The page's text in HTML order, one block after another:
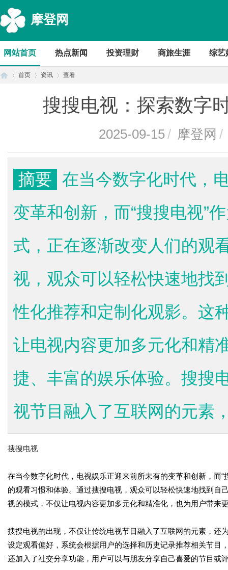
摩登网
网站首页 热点新闻 投资理财 商旅生涯 综艺
首页 资讯 查看
搜搜电视：探索数字
2025-09-15/ 摩登网 /
摘要 在当今数字化时代，
变革和创新，而“搜搜电视”
式，正在逐渐改变人们的观
视，观众可以轻松快速地找
性化推荐和定制化观影。这
让电视内容更加多元化和精
捷、丰富的娱乐体验。搜搜
视节目融入了互联网的元素
搜搜电视
在当今数字化时代，电视娱乐正迎来前所未有的变革和创新，而
的观看习惯和体验。通过搜搜电视，观众可以轻松快速地找到
视的模式，不仅让电视内容更加多元化和精准化，也为用户带来
搜搜电视的出现，不仅让传统电视节目融入了互联网的元素，还
设定观看偏好，系统会根据用户的选择和历史记录推荐相关节目
还加入了社交分享功能，用户可以与朋友分享自己喜爱的节目或